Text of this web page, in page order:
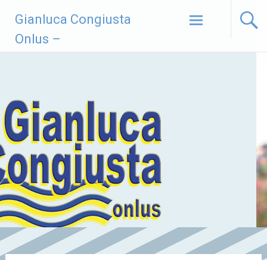
contenuto
Gianluca Congiusta
Onlus –